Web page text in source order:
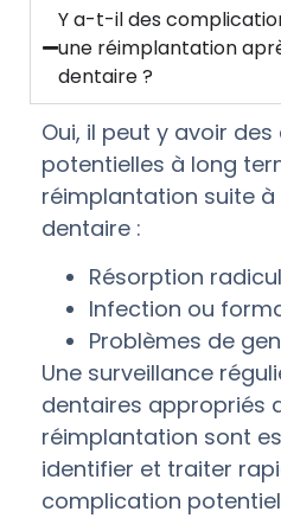
Y a-t-il des
une réimplantation
dentaire ?
Oui, il peut y avoir
potentielles à long
réimplantation suite à
dentaire :
Résorption
Infection ou
Problèmes de
Une surveillance
dentaires appropriés
réimplantation sont
identifier et traiter
complication